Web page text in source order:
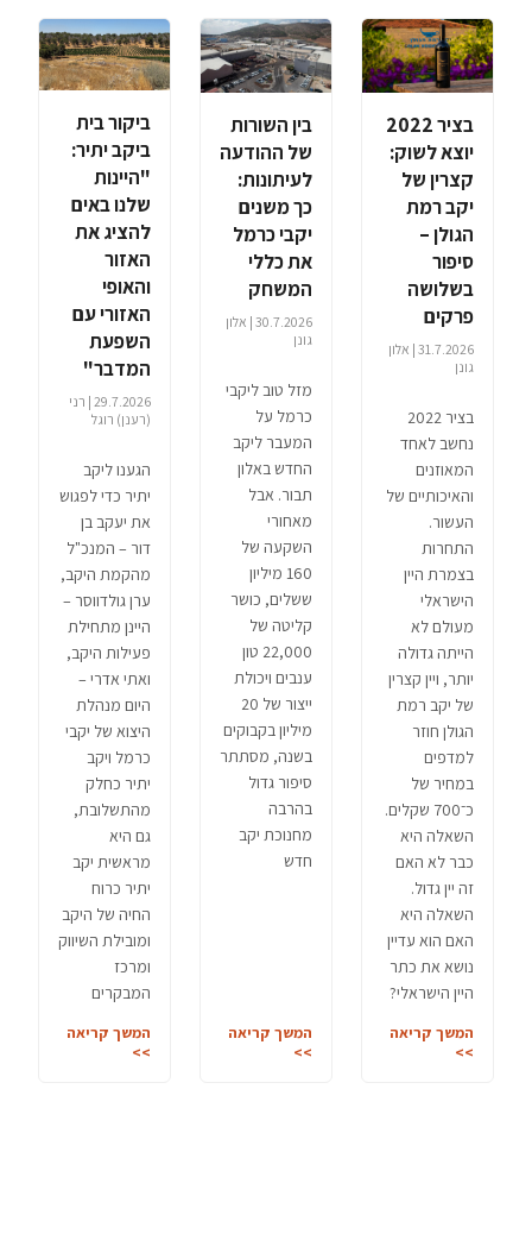
בציר 2022
יוצא לשוק:
קצרין של
יקב רמת
הגולן –
סיפור
בשלושה
פרקים
31.7.2026 | אלון
גונן
בציר 2022
נחשב לאחד
המאוזנים
והאיכותיים של
העשור.
התחרות
בצמרת היין
הישראלי
מעולם לא
הייתה גדולה
יותר, ויין קצרין
של יקב רמת
הגולן חוזר
למדפים
במחיר של
כ־700 שקלים.
השאלה היא
כבר לא האם
זה יין גדול.
השאלה היא
האם הוא עדיין
נושא את כתר
היין הישראלי?
המשך קריאה
>>
בין השורות
של ההודעה
לעיתונות:
כך משנים
יקבי כרמל
את כללי
המשחק
30.7.2026 | אלון
גונן
מזל טוב ליקבי
כרמל על
המעבר ליקב
החדש באלון
תבור. אבל
מאחורי
השקעה של
160 מיליון
ששלים, כושר
קליטה של
22,000 טון
ענבים ויכולת
ייצור של 20
מיליון בקבוקים
בשנה, מסתתר
סיפור גדול
בהרבה
מחנוכת יקב
חדש
המשך קריאה
>>
ביקור בית
ביקב יתיר:
"היינות
שלנו באים
להציג את
האזור
והאופי
האזורי עם
השפעת
המדבר"
29.7.2026 | רני
(רענן) רוגל
הגענו ליקב
יתיר כדי לפגוש
את יעקב בן
דור – המנכ"ל
מהקמת היקב,
ערן גולדווסר –
היינן מתחילת
פעילות היקב,
ואתי אדרי –
היום מנהלת
היצוא של יקבי
כרמל ויקב
יתיר כחלק
מהתשלובת,
גם היא
מראשית יקב
יתיר כרוח
החיה של היקב
ומובילת השיווק
ומרכז
המבקרים
המשך קריאה
>>